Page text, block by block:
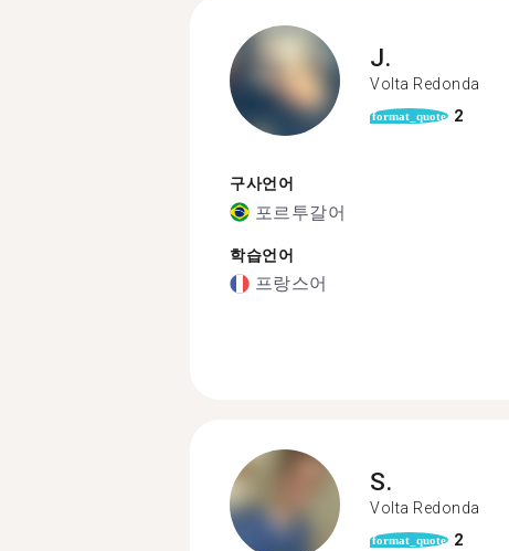
J.
Volta Redonda
format_quote 2
구사언어
포르투갈어
학습언어
프랑스어
S.
Volta Redonda
format_quote 2